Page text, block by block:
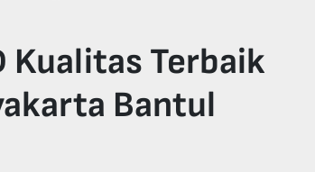
Kualitas Terbaik
Bantul